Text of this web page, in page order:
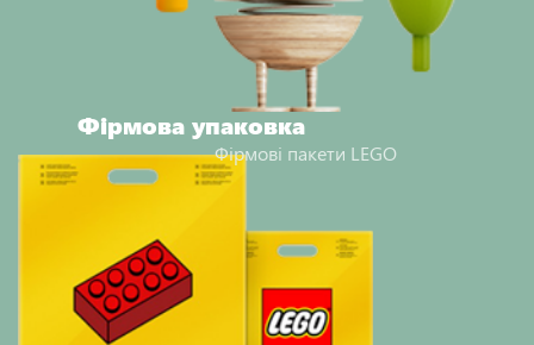
Фірмова упаковка
Фірмові пакети LEGO